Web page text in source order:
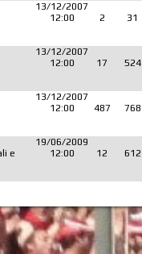
13/12/2007
12:00
2 31
13/12/2007
12:00
17 524
13/12/2007
12:00
487 768
e
19/06/2009
12:00
12 612